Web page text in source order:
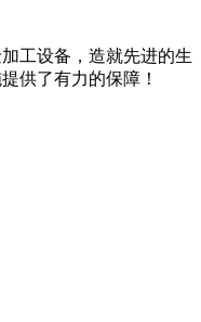
工设备，造就先进的生
供了有力的保障！